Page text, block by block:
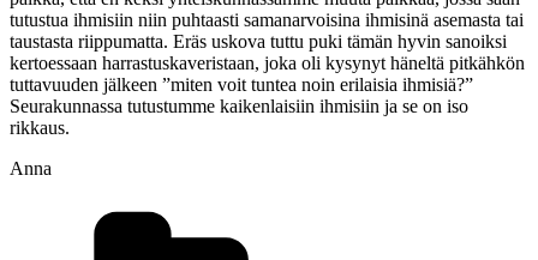
tutustua ihmisiin niin puhtaasti samanarvoisina ihmisinä asemasta tai
taustasta riippumatta. Eräs uskova tuttu puki tämän hyvin sanoiksi
kertoessaan harrastuskaveristaan, joka oli kysynyt häneltä pitkähkön
tuttavuuden jälkeen ”miten voit tuntea noin erilaisia ihmisiä?”
Seurakunnassa tutustumme kaikenlaisiin ihmisiin ja se on iso
rikkaus.
Anna